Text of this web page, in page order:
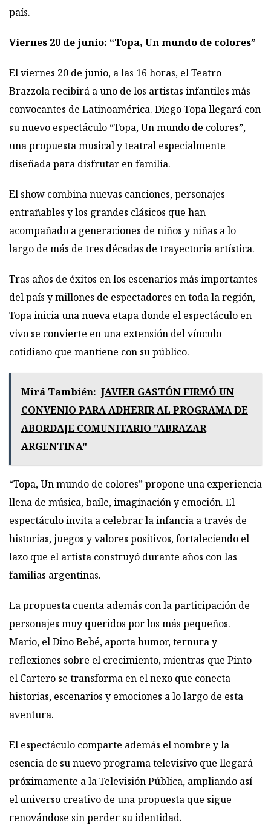
país.
Viernes 20 de junio: “Topa, Un mundo de colores”
El viernes 20 de junio, a las 16 horas, el Teatro
Brazzola recibirá a uno de los artistas infantiles más
convocantes de Latinoamérica. Diego Topa llegará con
su nuevo espectáculo “Topa, Un mundo de colores”,
una propuesta musical y teatral especialmente
diseñada para disfrutar en familia.
El show combina nuevas canciones, personajes
entrañables y los grandes clásicos que han
acompañado a generaciones de niños y niñas a lo
largo de más de tres décadas de trayectoria artística.
Tras años de éxitos en los escenarios más importantes
del país y millones de espectadores en toda la región,
Topa inicia una nueva etapa donde el espectáculo en
vivo se convierte en una extensión del vínculo
cotidiano que mantiene con su público.
Mirá También: JAVIER GASTÓN FIRMÓ UN
CONVENIO PARA ADHERIR AL PROGRAMA DE
ABORDAJE COMUNITARIO "ABRAZAR
ARGENTINA"
“Topa, Un mundo de colores” propone una experiencia
llena de música, baile, imaginación y emoción. El
espectáculo invita a celebrar la infancia a través de
historias, juegos y valores positivos, fortaleciendo el
lazo que el artista construyó durante años con las
familias argentinas.
La propuesta cuenta además con la participación de
personajes muy queridos por los más pequeños.
Mario, el Dino Bebé, aporta humor, ternura y
reflexiones sobre el crecimiento, mientras que Pinto
el Cartero se transforma en el nexo que conecta
historias, escenarios y emociones a lo largo de esta
aventura.
El espectáculo comparte además el nombre y la
esencia de su nuevo programa televisivo que llegará
próximamente a la Televisión Pública, ampliando así
el universo creativo de una propuesta que sigue
renovándose sin perder su identidad.